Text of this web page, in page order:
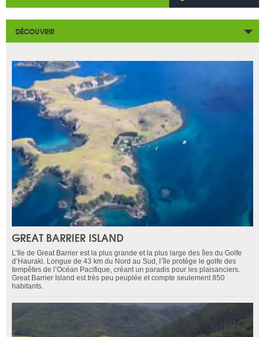
DÉCOUVRIR
GREAT BARRIER ISLAND
L’Ile de Great Barrier est la plus grande et la plus large des îles du Golfe
d’Hauraki. Longue de 43 km du Nord au Sud, l’île protège le golfe des
tempêtes de l’Océan Pacifique, créant un paradis pour les plaisanciers.
Great Barrier Island est très peu peuplée et compte seulement 850
habitants.